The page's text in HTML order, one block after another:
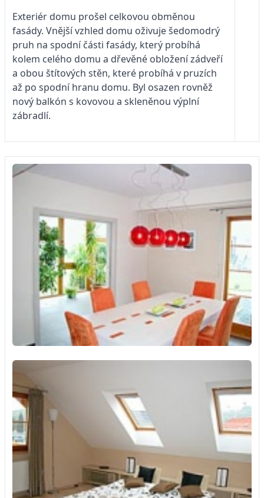
Exteriér domu prošel celkovou obměnou
fasády. Vnější vzhled domu oživuje šedomodrý
pruh na spodní části fasády, který probíhá
kolem celého domu a dřevěné obložení zádveří
a obou štítových stěn, které probíhá v pruzích
až po spodní hranu domu. Byl osazen rovněž
nový balkón s kovovou a skleněnou výplní
zábradlí.